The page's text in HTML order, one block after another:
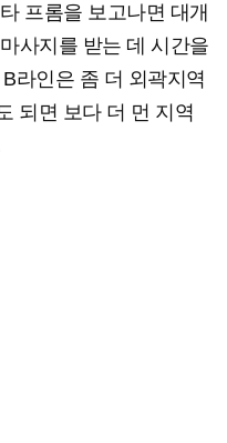
프롬을 보고나면 대개
사지를 받는 데 시간을
라인은 좀 더 외곽지역
되면 보다 더 먼 지역